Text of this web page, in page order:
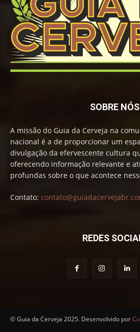
SOBRE NÓS
A missão do Guia da Cerveja na
nacional é a de proporcionar um
divulgação da efervescente cultura
oferecendo informação relevante e
profundas sobre o que acontece
Contato:
REDES
© Guia da Cerveja 2025. Desenvolvido por